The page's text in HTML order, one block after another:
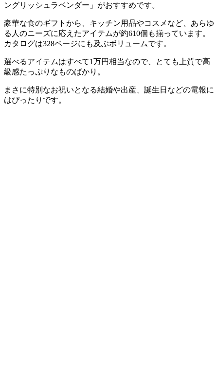
ングリッシュラベンダー」がおすすめです。
豪華な食のギフトから、キッチン用品やコスメなど、 あらゆ
る人のニーズに応えたアイテムが約610個も揃っています。
カタログは328ページにも及ぶボリュームです。
選べるアイテムはすべて1万円相当なので、とても上質で高
級感たっぷりなものばかり。
まさに特別なお祝いとなる結婚や出産、誕生日などの電報に
はぴったりです。